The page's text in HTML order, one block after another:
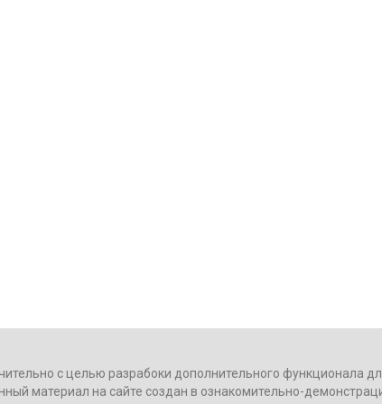
с целью разрабоки дополнительного функционала
материал на сайте создан в ознакомительно-